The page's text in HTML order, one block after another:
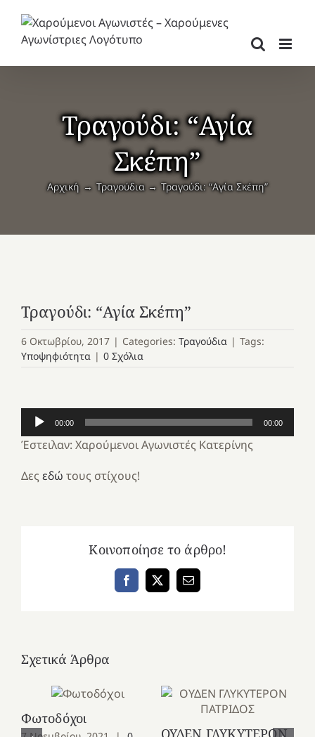
περιεχόμενο
Τραγούδι: “Αγία
Σκέπη”
Αρχική Τραγούδια Τραγούδι: “Αγία Σκέπη”
Τραγούδι: “Αγία Σκέπη”
6 Οκτωβρίου, 2017 | Categories: Τραγούδια | Tags:
Υποψηφιότητα | 0 Σχόλια
Πρόγραμμα
Αναπαραγωγής
Ήχου
00:00 00:00
Έστειλαν: Χαρούμενοι Αγωνιστές Κατερίνης
Δες εδώ τους στίχους!
Κοινοποίησε το άρθρο!
Facebook
X Email
Σχετικά Άρθρα
Φωτοδόχοι
ΟΥΔΕΝ ΓΛΥΚΥΤΕΡΟΝ